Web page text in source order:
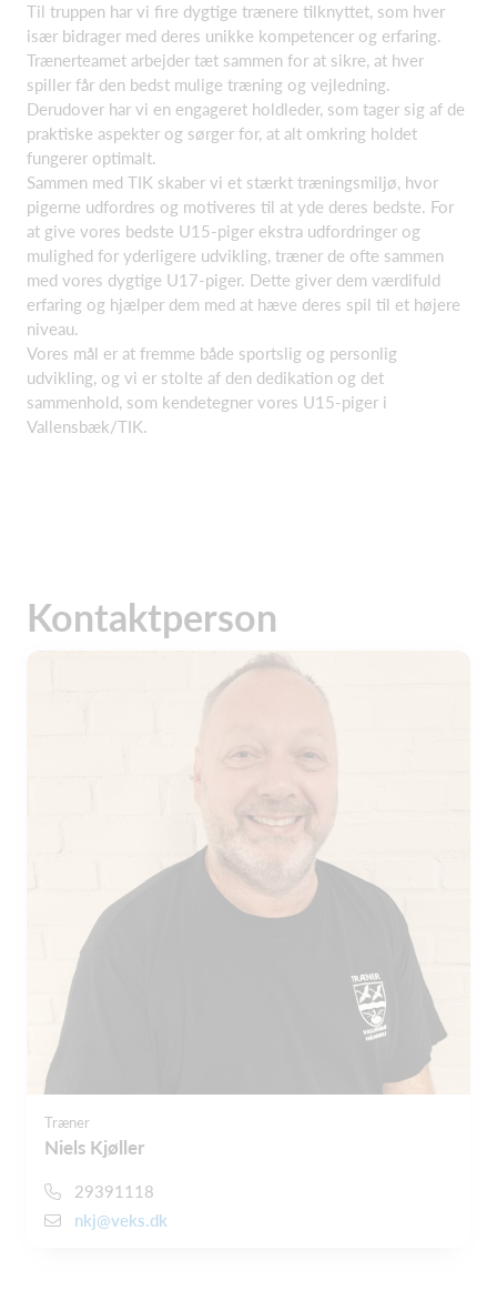
Til truppen har vi fire dygtige trænere tilknyttet, som hver
især bidrager med deres unikke kompetencer og erfaring.
Trænerteamet arbejder tæt sammen for at sikre, at hver
spiller får den bedst mulige træning og vejledning.
Derudover har vi en engageret holdleder, som tager sig af de
praktiske aspekter og sørger for, at alt omkring holdet
fungerer optimalt.
Sammen med TIK skaber vi et stærkt træningsmiljø, hvor
pigerne udfordres og motiveres til at yde deres bedste. For
at give vores bedste U15-piger ekstra udfordringer og
mulighed for yderligere udvikling, træner de ofte sammen
med vores dygtige U17-piger. Dette giver dem værdifuld
erfaring og hjælper dem med at hæve deres spil til et højere
niveau.
Vores mål er at fremme både sportslig og personlig
udvikling, og vi er stolte af den dedikation og det
sammenhold, som kendetegner vores U15-piger i
Vallensbæk/TIK.
Kontaktperson
Træner
Niels Kjøller
29391118
nkj@veks.dk